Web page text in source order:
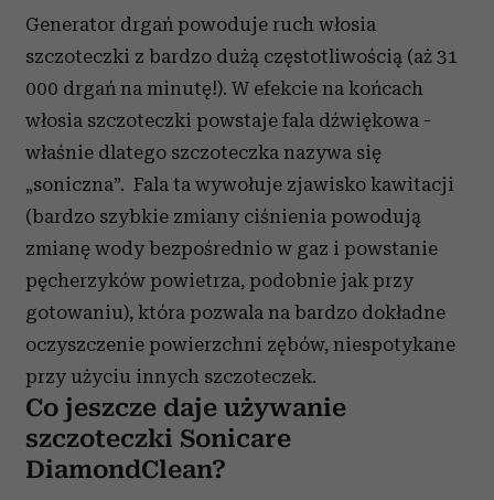
Generator drgań powoduje ruch włosia
szczoteczki z bardzo dużą częstotliwością (aż 31
000 drgań na minutę!). W efekcie na końcach
włosia szczoteczki powstaje fala dźwiękowa -
właśnie dlatego szczoteczka nazywa się
„soniczna”. Fala ta wywołuje zjawisko kawitacji
(bardzo szybkie zmiany ciśnienia powodują
zmianę wody bezpośrednio w gaz i powstanie
pęcherzyków powietrza, podobnie jak przy
gotowaniu), która pozwala na bardzo dokładne
oczyszczenie powierzchni zębów, niespotykane
przy użyciu innych szczoteczek.
Co jeszcze daje używanie
szczoteczki Sonicare
DiamondClean?